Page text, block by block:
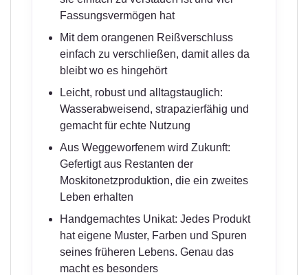
Fassungsvermögen hat
Mit dem orangenen Reißverschluss
einfach zu verschließen, damit alles da
bleibt wo es hingehört
Leicht, robust und alltagstauglich:
Wasserabweisend, strapazierfähig und
gemacht für echte Nutzung
Aus Weggeworfenem wird Zukunft:
Gefertigt aus Restanten der
Moskitonetzproduktion, die ein zweites
Leben erhalten
Handgemachtes Unikat: Jedes Produkt
hat eigene Muster, Farben und Spuren
seines früheren Lebens. Genau das
macht es besonders